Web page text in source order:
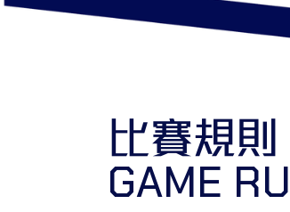
比賽規則
GAME